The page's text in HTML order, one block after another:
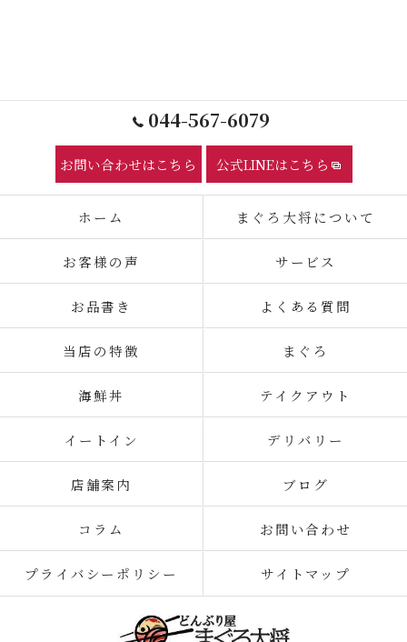
044-567-6079
お問い合わせはこちら 公式LINEはこちら
ホーム まぐろ大将について
お客様の声 サービス
お品書き よくある質問
当店の特徴 まぐろ
海鮮丼 テイクアウト
イートイン デリバリー
店舗案内 ブログ
コラム お問い合わせ
プライバシーポリシー サイトマップ